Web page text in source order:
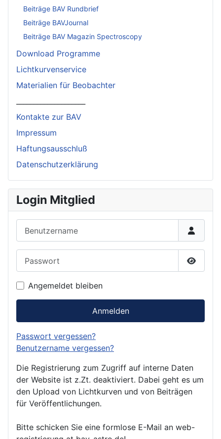
Beiträge BAV Rundbrief
Beiträge BAVJournal
Beiträge BAV Magazin Spectroscopy
Download Programme
Lichtkurvenservice
Materialien für Beobachter
Kontakte zur BAV
Impressum
Haftungsausschluß
Datenschutzerklärung
Login Mitglied
Angemeldet bleiben
Anmelden
Passwort vergessen?
Benutzername vergessen?
Die Registrierung zum Zugriff auf interne Daten
der Website ist z.Zt. deaktiviert. Dabei geht es um
den Upload von Lichtkurven und von Beiträgen
für Veröffentlichungen.
Bitte schicken Sie eine formlose E-Mail an web-